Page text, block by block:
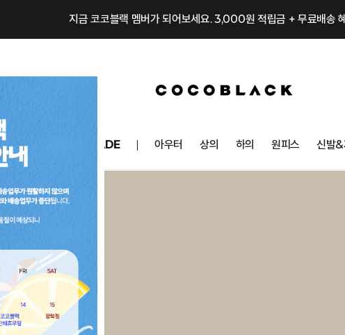
지금 코코블랙 멤버가 되어보세요. 3,000원 적립금 + 무료배송
COCOMADE 아우터 상의 하의 원피스 신발